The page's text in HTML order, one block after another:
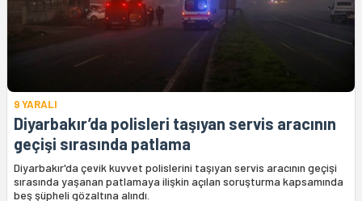
9 YARALI
Diyarbakır’da polisleri taşıyan servis aracının
geçişi sırasında patlama
Diyarbakır'da çevik kuvvet polislerini taşıyan servis aracının geçişi
sırasında yaşanan patlamaya ilişkin açılan soruşturma kapsamında
beş şüpheli gözaltına alındı.